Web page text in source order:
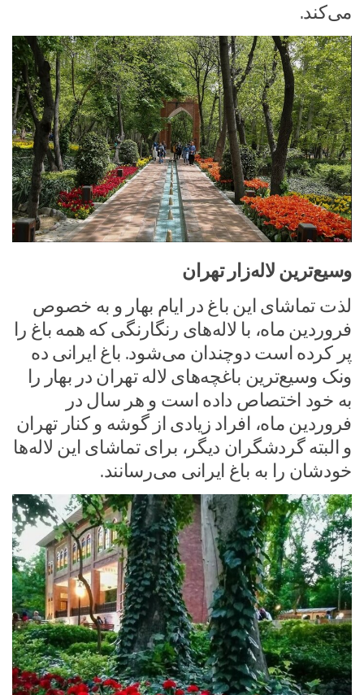
می‌کند.
وسیع‌ترین لاله‌زار تهران
لذت تماشای این باغ در ایام بهار و به خصوص
فروردین ماه، با لاله‌های رنگارنگی که همه باغ را
پر کرده است دوچندان می‌شود. باغ ایرانی ده
ونک وسیع‌ترین باغچه‌های لاله تهران در بهار را
به خود اختصاص داده است و هر سال در
فروردین ماه، افراد زیادی از گوشه و کنار تهران
و البته گردشگران دیگر، برای تماشای این لاله‌ها
خودشان را به باغ ایرانی می‌رسانند.